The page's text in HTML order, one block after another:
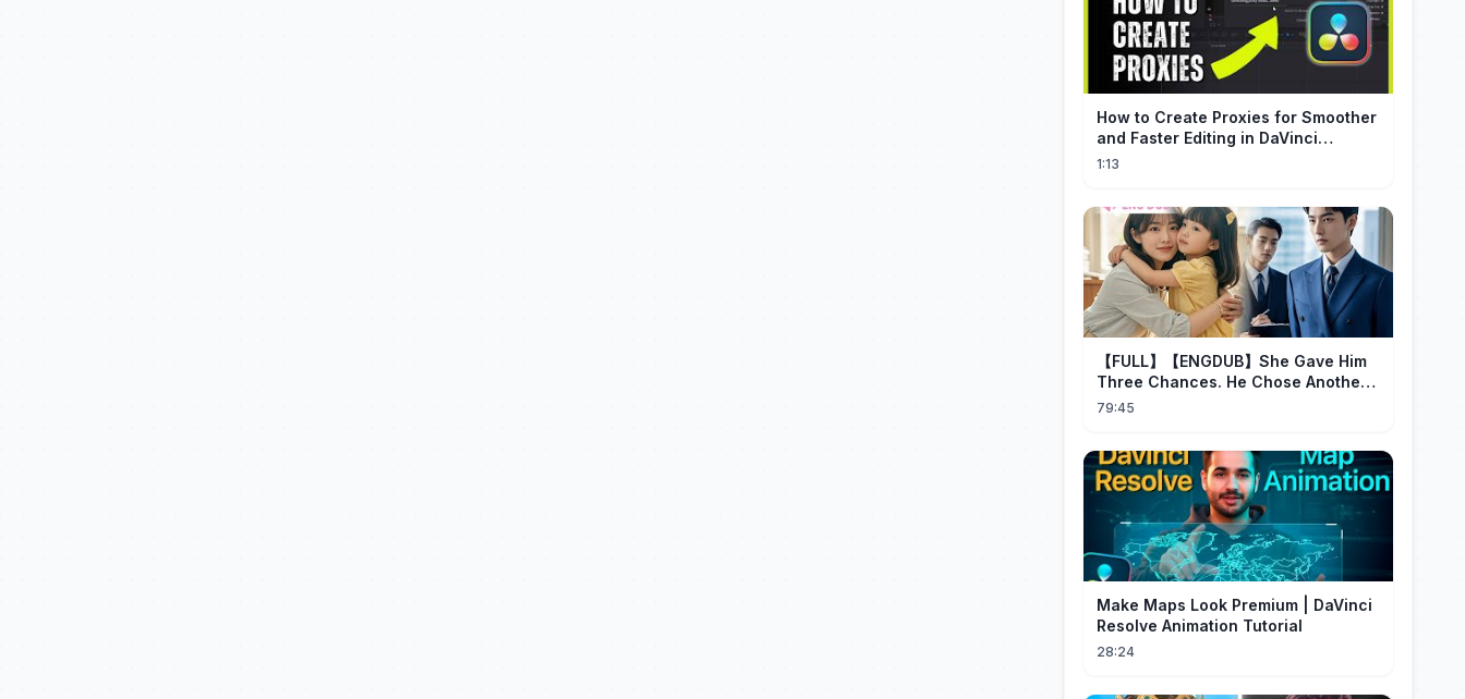
How to Create Proxies for Smoother
and Faster Editing in DaVinci
Resolve
1:13
【FULL】【ENGDUB】She Gave Him
Three Chances. He Chose Another
Man's Daughter.#cdrama
79:45
Make Maps Look Premium | DaVinci
Resolve Animation Tutorial
28:24